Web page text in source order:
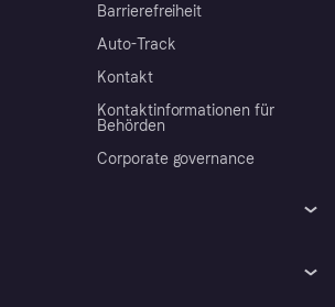
Barrierefreiheit
Auto-Track
Kontakt
Kontaktinformationen für
Behörden
Corporate governance